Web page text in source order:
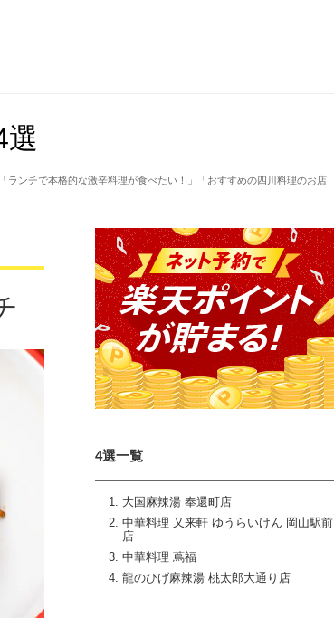
ンチで本格的な激辛料理が食べたい！」「おすすめの四川料理のお店
4選一覧
大国麻辣湯 奉還町店
中華料理 又来軒 ゆうらいけん 岡山駅前
店
中華料理 蔦福
龍のひげ麻辣湯 桃太郎大通り店